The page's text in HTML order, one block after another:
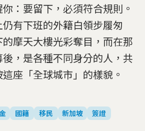
：要留下，必須符合規則。
有下班的外籍白領步履匆
摩天大樓光彩奪目，而在那
，是各種不同身分的人，共
座「全球城市」的樣貌。
國籍 移民 新加坡
簽證